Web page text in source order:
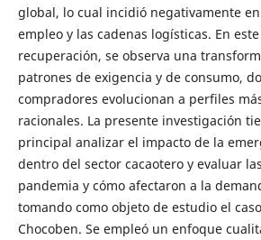
global, lo cual incidió negativamente
empleo y las cadenas logísticas. En
recuperación, se observa una
patrones de exigencia y de consumo,
compradores evolucionan a perfiles
racionales. La presente investigación
principal analizar el impacto de la
dentro del sector cacaotero y evaluar
pandemia y cómo afectaron a la
tomando como objeto de estudio el
Chocoben. Se empleó un enfoque